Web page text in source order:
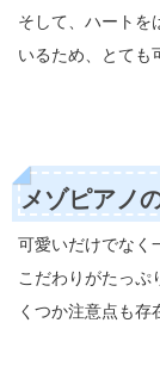
そして、ハートを
いるため、とても
メゾピアノ
可愛いだけでなく
こだわりがたっぷ
くつか注意点も存